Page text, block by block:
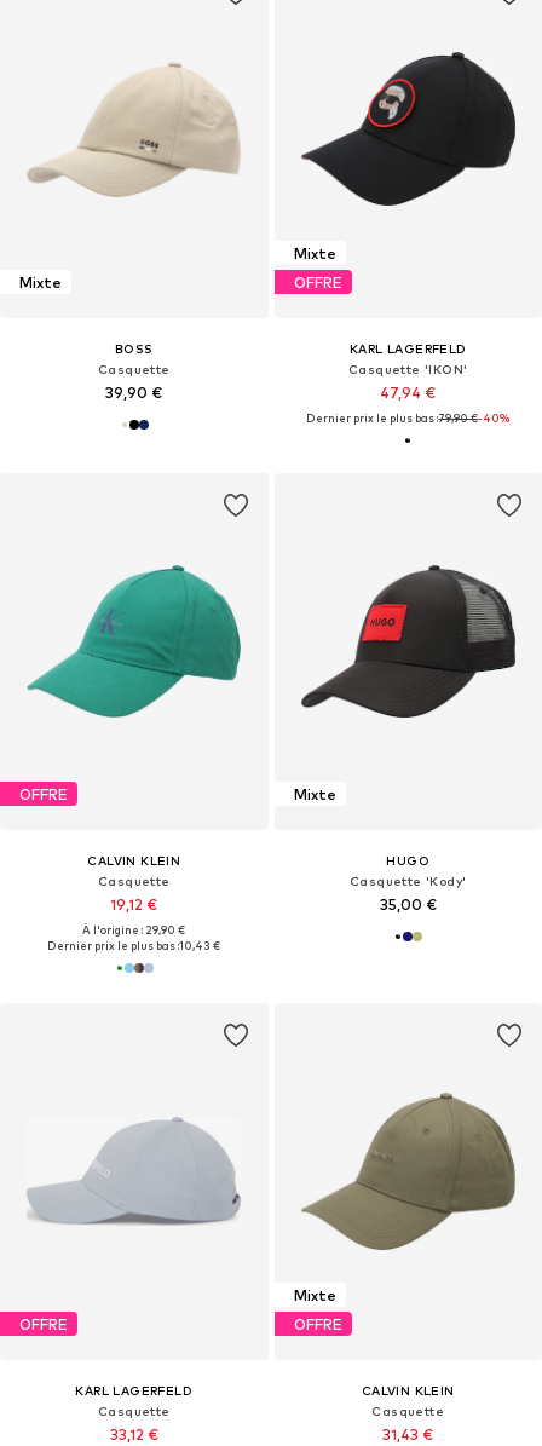
Mixte
BOSS
Casquette
39,90 €
Mixte
OFFRE
KARL LAGERFELD
Casquette 'IKON'
47,94 €
Dernier prix le plus bas :79,90 €-40%
OFFRE
CALVIN KLEIN
Casquette
19,12 €
À l'origine : 29,90 €
Dernier prix le plus bas :10,43 €
Mixte
HUGO
Casquette 'Kody'
35,00 €
OFFRE
KARL LAGERFELD
Casquette
33,12 €
Mixte
OFFRE
CALVIN KLEIN
Casquette
31,43 €